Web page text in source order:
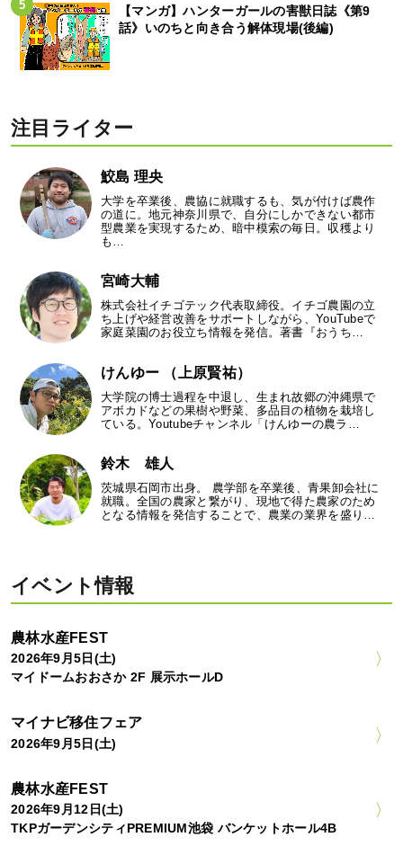
【マンガ】ハンターガールの害獣日誌《第9
話》いのちと向き合う解体現場(後編)
注目ライター
鮫島 理央
大学を卒業後、農協に就職するも、気が付けば農作
の道に。地元神奈川県で、自分にしかできない都市
型農業を実現するため、暗中模索の毎日。収穫より
も…
宮崎大輔
株式会社イチゴテック代表取締役。イチゴ農園の立
ち上げや経営改善をサポートしながら、YouTubeで
家庭菜園のお役立ち情報を発信。著書『おうち…
けんゆー （上原賢祐）
大学院の博士過程を中退し、生まれ故郷の沖縄県で
アボカドなどの果樹や野菜、多品目の植物を栽培し
ている。Youtubeチャンネル「けんゆーの農ラ…
鈴木 雄人
茨城県石岡市出身。 農学部を卒業後、青果卸会社に
就職。全国の農家と繋がり、現地で得た農家のため
となる情報を発信することで、農業の業界を盛り…
イベント情報
農林水産FEST
2026年9月5日(土)
マイドームおおさか 2F 展示ホールD
マイナビ移住フェア
2026年9月5日(土)
農林水産FEST
2026年9月12日(土)
TKPガーデンシティPREMIUM池袋 バンケットホール4B